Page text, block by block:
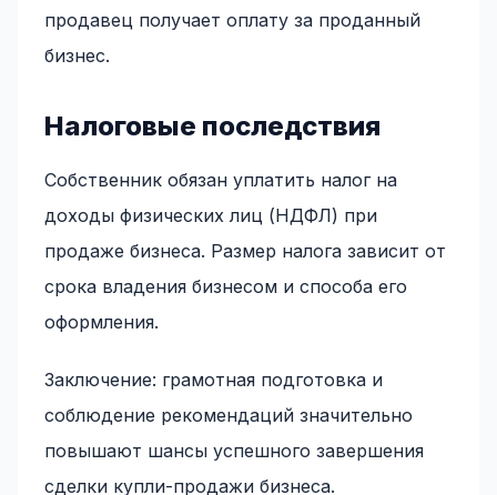
продавец получает оплату за проданный
бизнес.
Налоговые последствия
Собственник обязан уплатить налог на
доходы физических лиц (НДФЛ) при
продаже бизнеса. Размер налога зависит от
срока владения бизнесом и способа его
оформления.
Заключение: грамотная подготовка и
соблюдение рекомендаций значительно
повышают шансы успешного завершения
сделки купли-продажи бизнеса.